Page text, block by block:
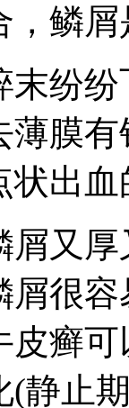
，鳞
末纷
薄膜
状出
屑又
屑很
皮癣
(静止